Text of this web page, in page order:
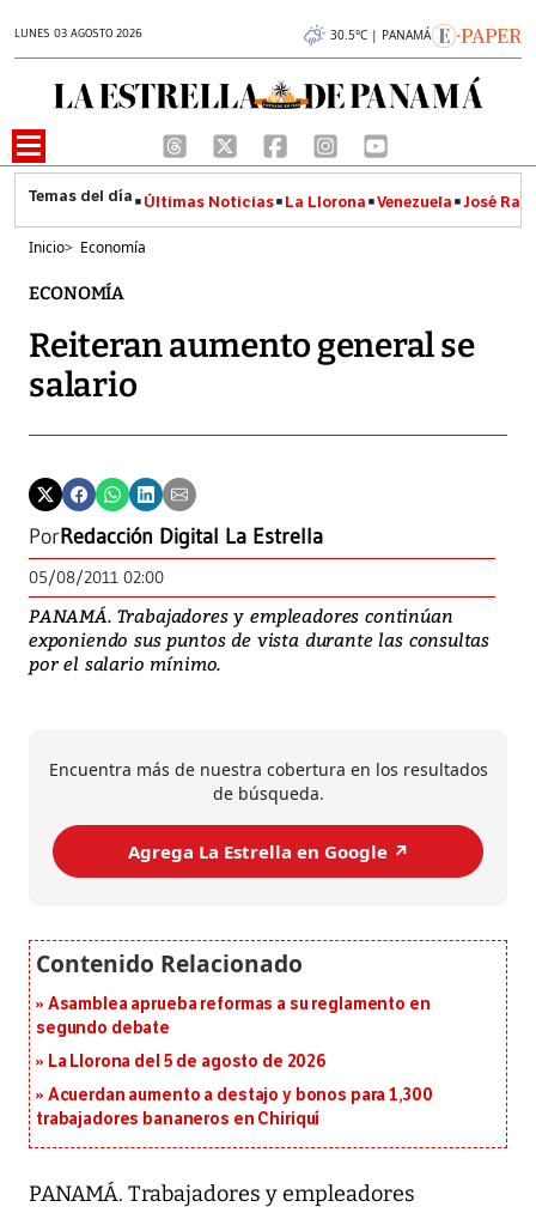
LUNES 03 AGOSTO 2026 30.5°C | PANAMÁ
Últimas Noticias La Llorona Venezuela José
Inicio> Economía
ECONOMÍA
Reiteran aumento general se
salario
PorRedacción Digital La Estrella
05/08/2011 02:00
PANAMÁ. Trabajadores y empleadores continúan
exponiendo sus puntos de vista durante las consultas
por el salario mínimo.
Encuentra más de nuestra cobertura en los resultados
de búsqueda.
Agrega La Estrella en Google ↗️
Asamblea aprueba reformas a su reglamento en
segundo debate
La Llorona del 5 de agosto de 2026
Acuerdan aumento a destajo y bonos para 1,300
trabajadores bananeros en Chiriquí
PANAMÁ. Trabajadores y empleadores